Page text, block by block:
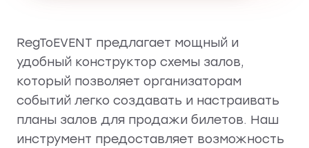
RegToEVENT предлагает мощный и
удобный конструктор схемы залов,
который позволяет организаторам
событий легко создавать и настраивать
планы залов для продажи билетов. Наш
инструмент предоставляет возможность